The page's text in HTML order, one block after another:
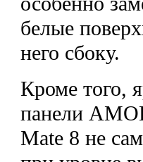
белые
него сбоку.
Кроме того,
панели
Mate 8 не